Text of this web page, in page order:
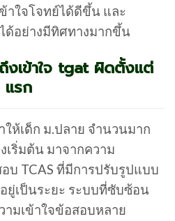
าใจโจทย์ได้ดีขึ้น และ
ด้อย่างมีทิศทางมากขึ้น
งเข้าใจ tgat ผิดตั้งแต่
แรก
ห้เด็ก ม.ปลาย จำนวนมาก
เริ่มต้น มาจากความ
บ TCAS ที่มีการปรับรูปแบบ
เป็นระยะ ระบบที่ซับซ้อน
มเข้าใจข้อสอบหลาย